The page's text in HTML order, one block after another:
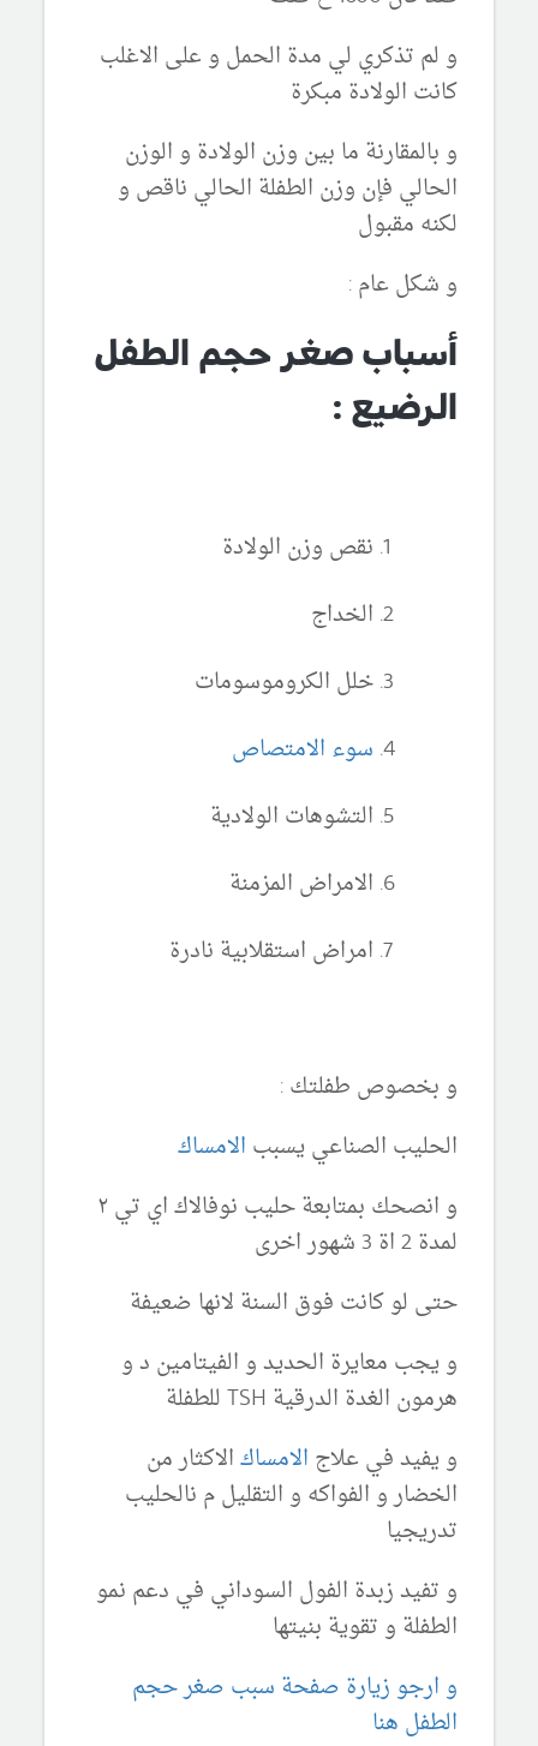
و لم تذكري لي مدة الحمل و على الاغلب
كانت الولادة مبكرة
و بالمقارنة ما بين وزن الولادة و الوزن
الحالي فإن وزن الطفلة الحالي ناقص و
لكنه مقبول
و شكل عام :
أسباب صغر حجم الطفل
الرضيع :
نقص وزن الولادة
الخداج
خلل الكروموسومات
سوء الامتصاص
التشوهات الولادية
الامراض المزمنة
امراض استقلابية نادرة
و بخصوص طفلتك :
الحليب الصناعي يسبب الامساك
و انصحك بمتابعة حليب نوفالاك اي تي ٢
لمدة 2 اة 3 شهور اخرى
حتى لو كانت فوق السنة لانها ضعيفة
و يجب معايرة الحديد و الفيتامين د و
هرمون الغدة الدرقية TSH للطفلة
و يفيد في علاج الامساكالاكثار من
الخضار و الفواكه و التقليل م نالحليب
تدريجيا
و تفيد زبدة الفول السوداني في دعم نمو
الطفلة و تقوية بنيتها
و ارجو زيارة صفحة سبب صغر حجم
الطفل هنا